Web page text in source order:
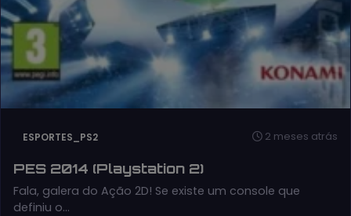
ESPORTES_PS2 2 meses atrás
PES 2014 (Playstation 2)
Fala, galera do Ação 2D! Se existe um console que
definiu o…